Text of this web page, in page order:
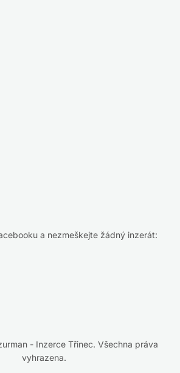
a nezmeškejte žádný inzerát:
- Inzerce Třinec. Všechna práva
vyhrazena.